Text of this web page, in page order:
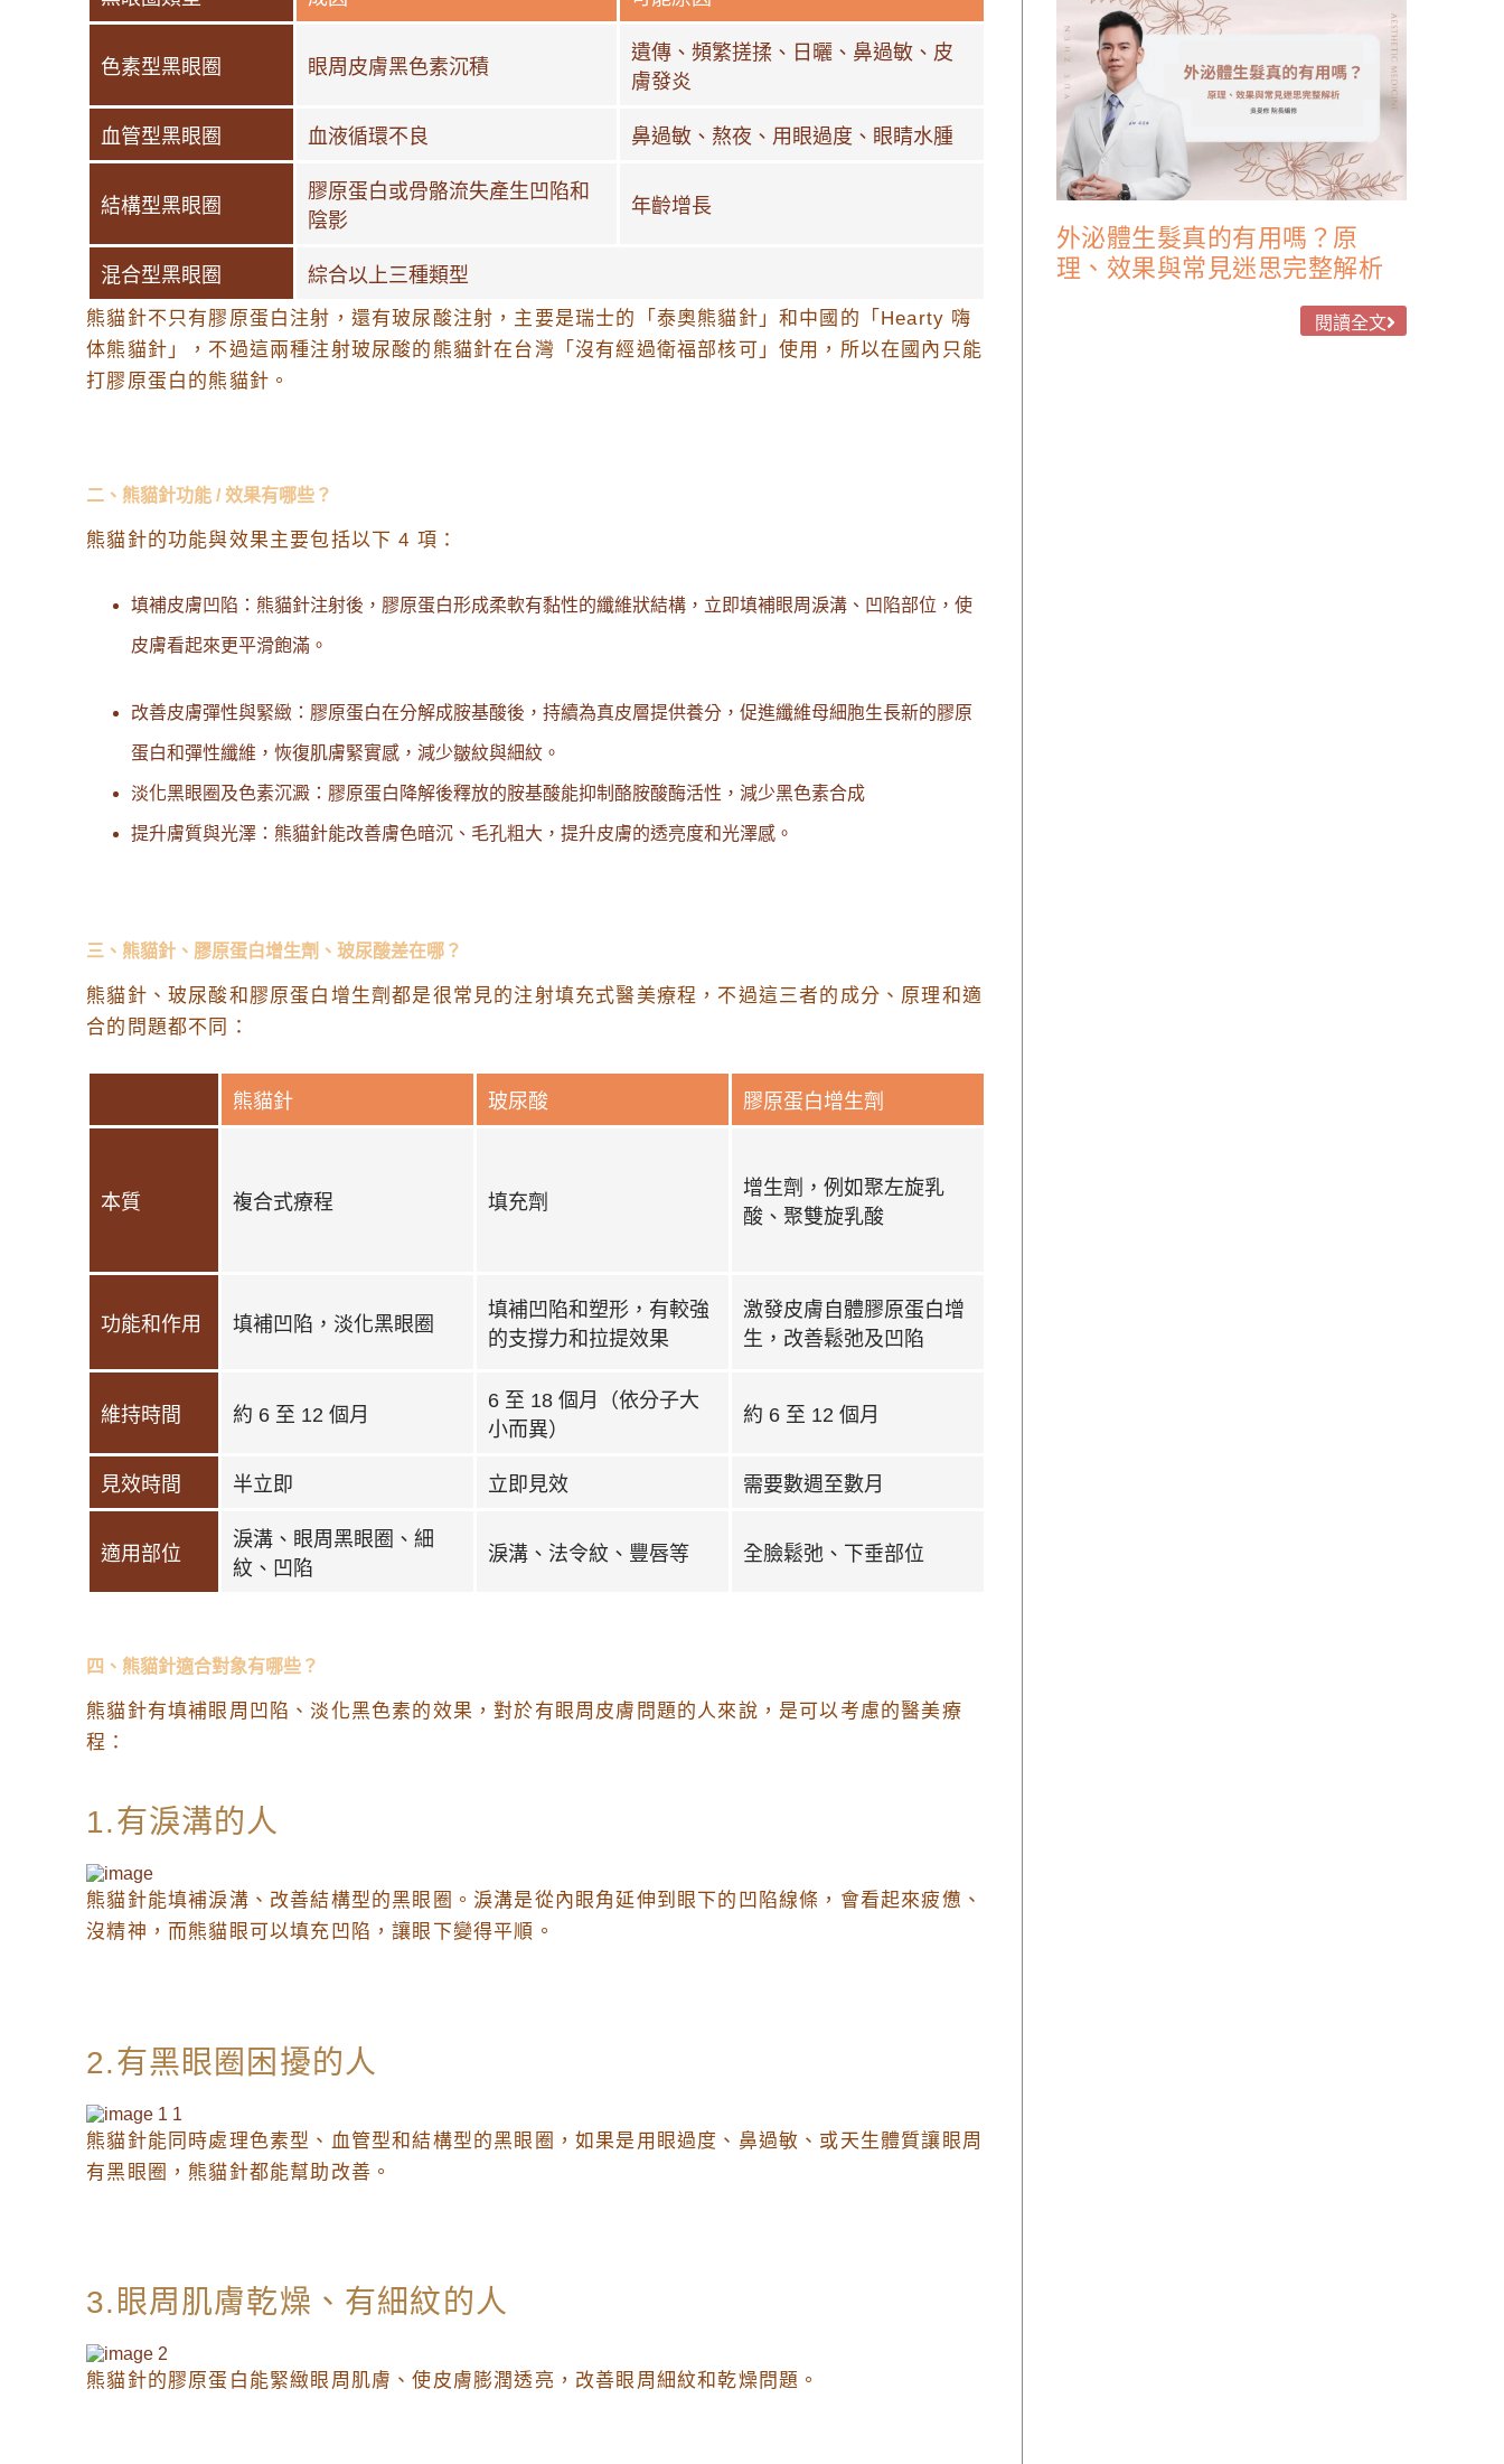
色素型黑眼圈 眼周皮膚黑色素沉積
遺傳、頻繁搓揉、日曬、鼻過敏、皮
膚發炎
血管型黑眼圈 血液循環不良 鼻過敏、熬夜、用眼過度、眼睛水腫
結構型黑眼圈
膠原蛋白或骨骼流失產生凹陷和
陰影
年齡增長
混合型黑眼圈 綜合以上三種類型
熊貓針不只有膠原蛋白注射，還有玻尿酸注射，主要是瑞士的「泰奧熊貓針」和中國的「Hearty 嗨
体熊貓針」，不過這兩種注射玻尿酸的熊貓針在台灣「沒有經過衛福部核可」使用，所以在國內只能
打膠原蛋白的熊貓針。
二、熊貓針功能 / 效果有哪些？
熊貓針的功能與效果主要包括以下 4 項：
填補皮膚凹陷：熊貓針注射後，膠原蛋白形成柔軟有黏性的纖維狀結構，立即填補眼周淚溝、凹陷部位，使
皮膚看起來更平滑飽滿。
改善皮膚彈性與緊緻：膠原蛋白在分解成胺基酸後，持續為真皮層提供養分，促進纖維母細胞生長新的膠原
蛋白和彈性纖維，恢復肌膚緊實感，減少皺紋與細紋。
淡化黑眼圈及色素沉澱：膠原蛋白降解後釋放的胺基酸能抑制酪胺酸酶活性，減少黑色素合成
提升膚質與光澤：熊貓針能改善膚色暗沉、毛孔粗大，提升皮膚的透亮度和光澤感。
三、熊貓針、膠原蛋白增生劑、玻尿酸差在哪？
熊貓針、玻尿酸和膠原蛋白增生劑都是很常見的注射填充式醫美療程，不過這三者的成分、原理和適
合的問題都不同：
熊貓針 玻尿酸 膠原蛋白增生劑
本質 複合式療程 填充劑
增生劑，例如聚左旋乳
酸、聚雙旋乳酸
功能和作用 填補凹陷，淡化黑眼圈
填補凹陷和塑形，有較強
的支撐力和拉提效果
激發皮膚自體膠原蛋白增
生，改善鬆弛及凹陷
維持時間 約 6 至 12 個月
6 至 18 個月（依分子大
小而異）
約 6 至 12 個月
見效時間 半立即 立即見效 需要數週至數月
適用部位
淚溝、眼周黑眼圈、細
紋、凹陷
淚溝、法令紋、豐唇等 全臉鬆弛、下垂部位
四、熊貓針適合對象有哪些？
熊貓針有填補眼周凹陷、淡化黑色素的效果，對於有眼周皮膚問題的人來說，是可以考慮的醫美療
程：
1.有淚溝的人
熊貓針能填補淚溝、改善結構型的黑眼圈。淚溝是從內眼角延伸到眼下的凹陷線條，會看起來疲憊、
沒精神，而熊貓眼可以填充凹陷，讓眼下變得平順。
2.有黑眼圈困擾的人
熊貓針能同時處理色素型、血管型和結構型的黑眼圈，如果是用眼過度、鼻過敏、或天生體質讓眼周
有黑眼圈，熊貓針都能幫助改善。
3.眼周肌膚乾燥、有細紋的人
熊貓針的膠原蛋白能緊緻眼周肌膚、使皮膚膨潤透亮，改善眼周細紋和乾燥問題。
外泌體生髮真的有用嗎？原
理、效果與常見迷思完整解析
閱讀全文